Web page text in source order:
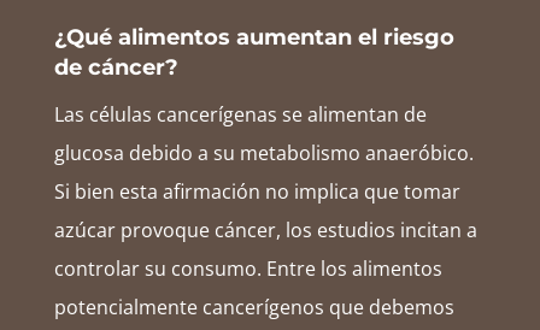
¿Qué alimentos aumentan el riesgo
de cáncer?
Las células cancerígenas se alimentan de
glucosa debido a su metabolismo anaeróbico.
Si bien esta afirmación no implica que tomar
azúcar provoque cáncer, los estudios incitan a
controlar su consumo. Entre los alimentos
potencialmente cancerígenos que debemos